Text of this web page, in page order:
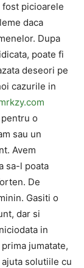
fost picioarele
daca
Dupa
poate fi
deseori pe
cazurile in
o
sau un
Avem
sa-l poata
De
Gasiti o
dar si
in
jumatate,
solutiile cu